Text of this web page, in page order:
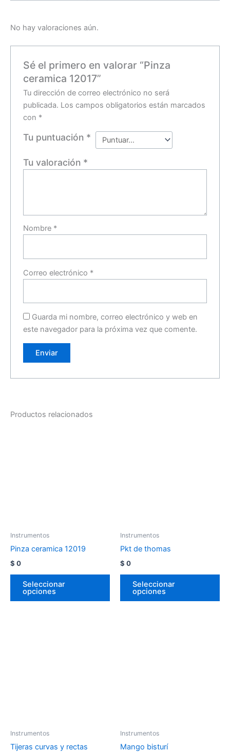
No hay valoraciones aún.
Sé el primero en valorar “Pinza
ceramica 12017”
Tu dirección de correo electrónico no será
publicada. Los campos obligatorios están marcados
con *
Tu puntuación *
Tu valoración *
Nombre *
Correo electrónico *
Guarda mi nombre, correo electrónico y web en
este navegador para la próxima vez que comente.
Productos relacionados
Instrumentos
Pinza ceramica 12019
$ 0
Seleccionar
opciones
Instrumentos
Pkt de thomas
$ 0
Seleccionar
opciones
Instrumentos
Tijeras curvas y rectas
Instrumentos
Mango bisturí